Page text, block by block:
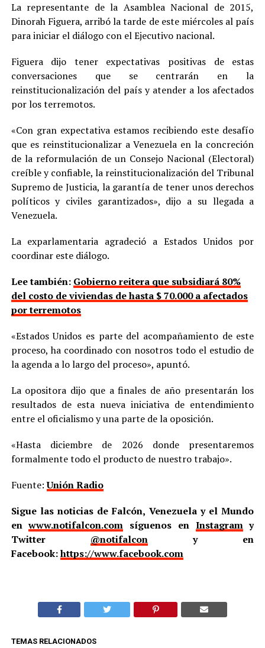
La representante de la Asamblea Nacional de 2015,
Dinorah Figuera, arribó la tarde de este miércoles al país
para iniciar el diálogo con el Ejecutivo nacional.
Figuera dijo tener expectativas positivas de estas
conversaciones que se centrarán en la
reinstitucionalización del país y atender a los afectados
por los terremotos.
«Con gran expectativa estamos recibiendo este desafío
que es reinstitucionalizar a Venezuela en la concreción
de la reformulación de un Consejo Nacional (Electoral)
creíble y confiable, la reinstitucionalización del Tribunal
Supremo de Justicia, la garantía de tener unos derechos
políticos y civiles garantizados», dijo a su llegada a
Venezuela.
La exparlamentaria agradeció a Estados Unidos por
coordinar este diálogo.
Lee también: Gobierno reitera que subsidiará 80%
del costo de viviendas de hasta $ 70.000 a afectados
por terremotos
«Estados Unidos es parte del acompañamiento de este
proceso, ha coordinado con nosotros todo el estudio de
la agenda a lo largo del proceso», apuntó.
La opositora dijo que a finales de año presentarán los
resultados de esta nueva iniciativa de entendimiento
entre el oficialismo y una parte de la oposición.
«Hasta diciembre de 2026 donde presentaremos
formalmente todo el producto de nuestro trabajo».
Fuente:Unión Radio
Sigue las noticias de Falcón, Venezuela y el Mundo
enwww.notifalcon.com síguenos en Instagramy
Twitter @notifalcony en
Facebook:https://www.facebook.com
TEMAS RELACIONADOS